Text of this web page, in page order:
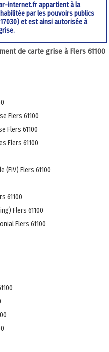
internet.fr appartient à la
par les pouvoirs publics
et est ainsi autorisée à
de carte grise à Flers 61100
Flers 61100
Flers 61100
Flers 61100
(FIV) Flers 61100
61100
Flers 61100
Flers 61100